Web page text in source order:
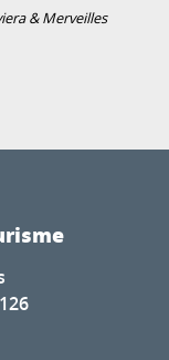
& Merveilles